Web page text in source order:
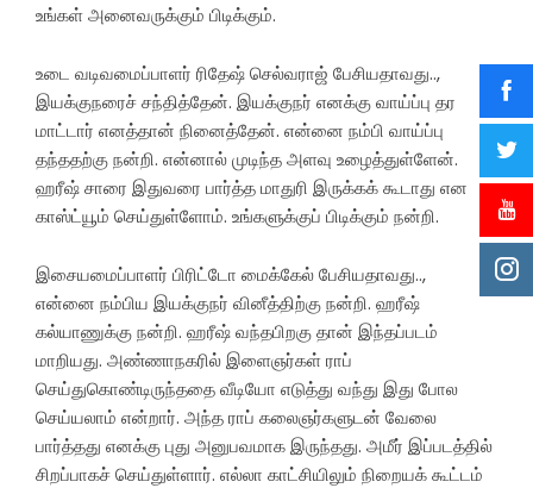
உங்கள் அனைவருக்கும் பிடிக்கும்.
உடை வடிவமைப்பாளர் ரிதேஷ் செல்வராஜ் பேசியதாவது..,
இயக்குநரைச் சந்தித்தேன். இயக்குநர் எனக்கு வாய்ப்பு தர
மாட்டார் எனத்தான் நினைத்தேன். என்னை நம்பி வாய்ப்பு
தந்ததற்கு நன்றி. என்னால் முடிந்த அளவு உழைத்துள்ளேன்.
ஹரீஷ் சாரை இதுவரை பார்த்த மாதுரி இருக்கக் கூடாது என
காஸ்ட்யூம் செய்துள்ளோம். உங்களுக்குப் பிடிக்கும் நன்றி.
இசையமைப்பாளர் பிரிட்டோ மைக்கேல் பேசியதாவது..,
என்னை நம்பிய இயக்குநர் வினீத்திற்கு நன்றி. ஹரீஷ்
கல்யாணுக்கு நன்றி. ஹரீஷ் வந்தபிறகு தான் இந்தப்படம்
மாறியது. அண்ணாநகரில் இளைஞர்கள் ராப்
செய்துகொண்டிருந்ததை வீடியோ எடுத்து வந்து இது போல
செய்யலாம் என்றார். அந்த ராப் கலைஞர்களுடன் வேலை
பார்த்தது எனக்கு புது அனுபவமாக இருந்தது. அமீர் இப்படத்தில்
சிறப்பாகச் செய்துள்ளார். எல்லா காட்சியிலும் நிறையக் கூட்டம்